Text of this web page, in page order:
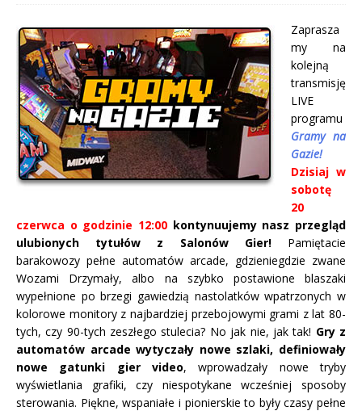
Zaprasza
my na
kolejną
transmisję
LIVE
programu
Gramy na
Gazie!
Dzisiaj w
sobotę
20
czerwca o godzinie 12:00 kontynuujemy nasz przegląd
ulubionych tytułów z Salonów Gier!
Pamiętacie
barakowozy pełne automatów arcade, gdzieniegdzie zwane
Wozami Drzymały, albo na szybko postawione blaszaki
wypełnione po brzegi gawiedzią nastolatków wpatrzonych w
kolorowe monitory z najbardziej przebojowymi grami z lat 80-
tych, czy 90-tych zeszłego stulecia? No jak nie, jak tak! Gry z
automatów arcade wytyczały nowe szlaki, definiowały
nowe gatunki gier video, wprowadzały nowe tryby
wyświetlania grafiki, czy niespotykane wcześniej sposoby
sterowania. Piękne, wspaniałe i pionierskie to były czasy pełne